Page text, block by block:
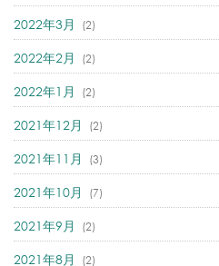
2022年3月 (2)
2022年2月 (2)
2022年1月 (2)
2021年12月 (2)
2021年11月 (3)
2021年10月 (7)
2021年9月 (2)
2021年8月 (2)